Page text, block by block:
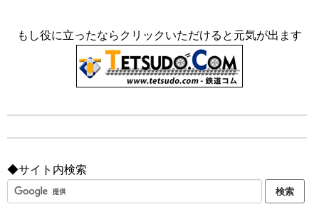
もし役に立ったならクリックいただけると元気が出ます
◆サイト内検索